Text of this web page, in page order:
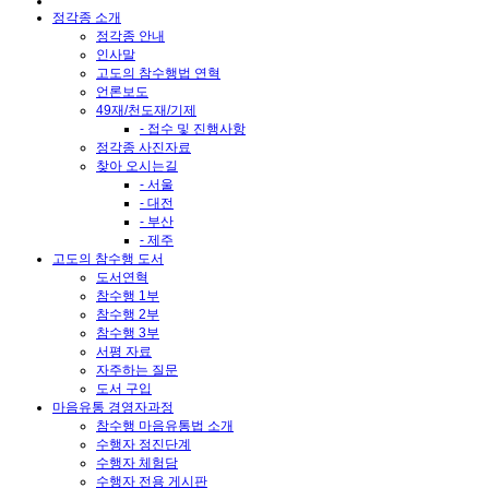
정각종 소개
정각종 안내
인사말
고도의 참수행법 연혁
언론보도
49재/천도재/기제
- 접수 및 진행사항
정각종 사진자료
찾아 오시는길
- 서울
- 대전
- 부산
- 제주
고도의 참수행 도서
도서연혁
참수행 1부
참수행 2부
참수행 3부
서평 자료
자주하는 질문
도서 구입
마음유통 경영자과정
참수행 마음유통법 소개
수행자 정진단계
수행자 체험담
수행자 전용 게시판